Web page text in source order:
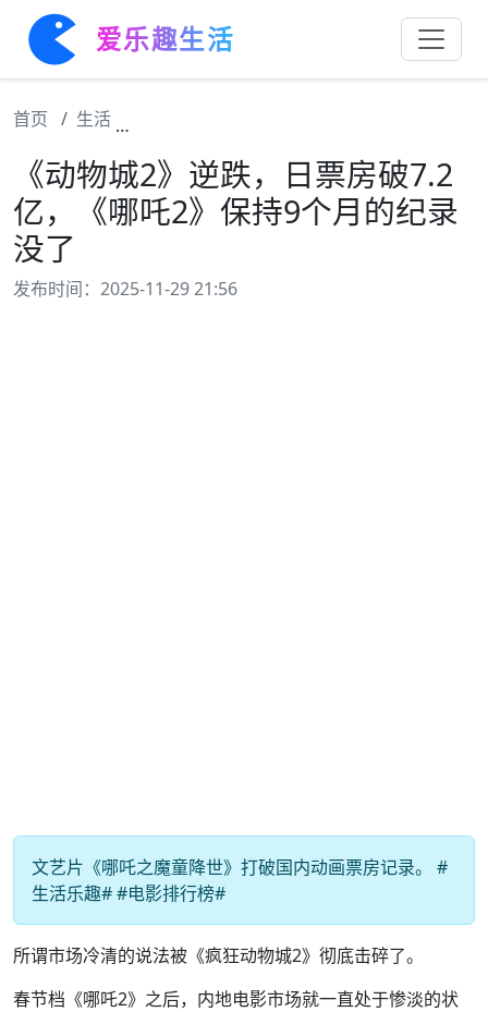
爱乐趣生活
首页 生活
《动物城2》逆跌，日票房破7.2
亿，《哪吒2》保持9个月的纪录
没了
发布时间：2025-11-29 21:56
文艺片《哪吒之魔童降世》打破国内动画票房记录。 #
生活乐趣# #电影排行榜#
所谓市场冷清的说法被《疯狂动物城2》彻底击碎了。
春节档《哪吒2》之后，内地电影市场就一直处于惨淡的状